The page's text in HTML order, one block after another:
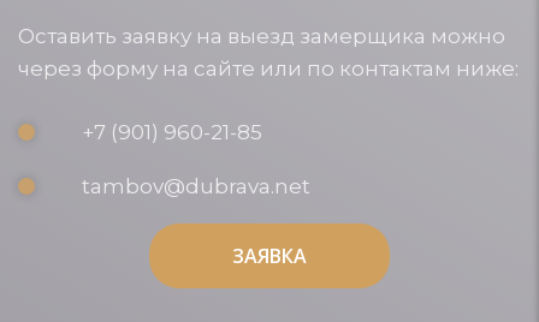
Оставить заявку на выезд замерщика можно
через форму на сайте или по контактам ниже:
+7 (901) 960-21-85
tambov@dubrava.net
ЗАЯВКА
ЗАЯВКА